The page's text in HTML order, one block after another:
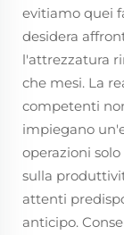
evitiamo quei
desidera
l'attrezzatura
che mesi. La
competenti
impiegano
operazioni
sulla
attenti
anticipo.